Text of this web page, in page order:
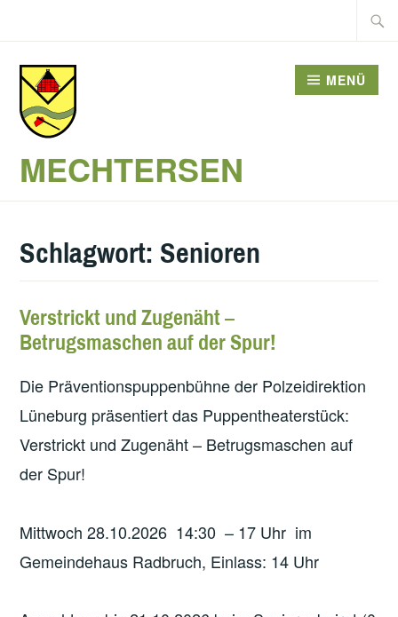
springen
Suche
MECHTERSEN
MENÜ
Schlagwort: Senioren
Verstrickt und Zugenäht –
Betrugsmaschen auf der Spur!
Die Präventionspuppenbühne der Polzeidirektion
Lüneburg präsentiert das Puppentheaterstück:
Verstrickt und Zugenäht – Betrugsmaschen auf
der Spur!
Mittwoch 28.10.2026 14:30 – 17 Uhr im
Gemeindehaus Radbruch, Einlass: 14 Uhr